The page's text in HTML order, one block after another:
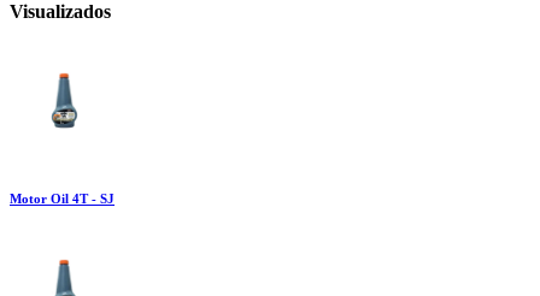
Visualizados
Motor Oil 4T - SJ